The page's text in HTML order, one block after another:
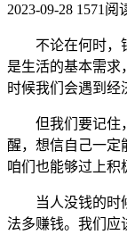
2023-09-28 1571阅
不论在何时，
是生活的基本需求
时候我们会遇到经
但我们要记住
醒，想信自己一定
咱们也能够过上积
当人没钱的时
法多赚钱。我们应